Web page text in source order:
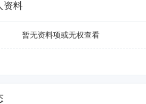
资料
暂无资料项或无权查看